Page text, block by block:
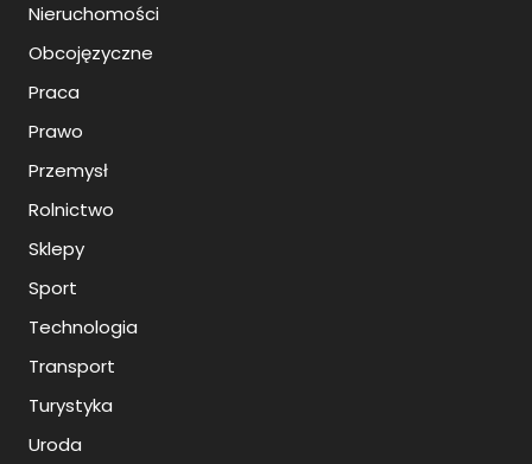
Nieruchomości
Obcojęzyczne
Praca
Prawo
Przemysł
Rolnictwo
Sklepy
Sport
Technologia
Transport
Turystyka
Uroda